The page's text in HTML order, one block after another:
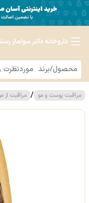
داروخانه دکتر سولماز
مراقبت پوست و مو / مراقبت از